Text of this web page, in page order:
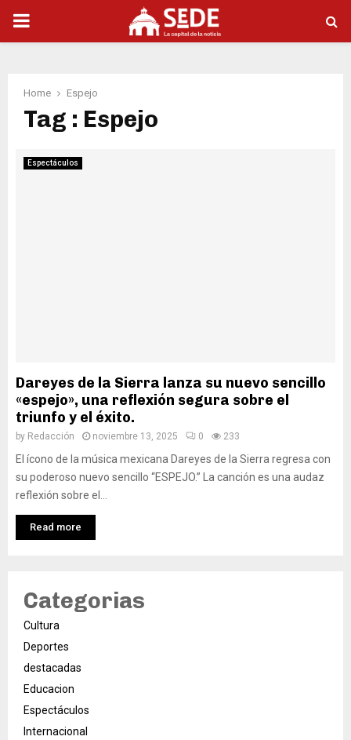
PRIMARY
Home Espejo
Tag : Espejo
Espectáculos
Dareyes de la Sierra lanza su nuevo sencillo
«espejo», una reflexión segura sobre el
triunfo y el éxito.
by Redacción noviembre 13, 2025 0 233
El ícono de la música mexicana Dareyes de la Sierra regresa con
su poderoso nuevo sencillo “ESPEJO.” La canción es una audaz
reflexión sobre el...
Read more
Categorias
Cultura
Deportes
destacadas
Educacion
Espectáculos
Internacional